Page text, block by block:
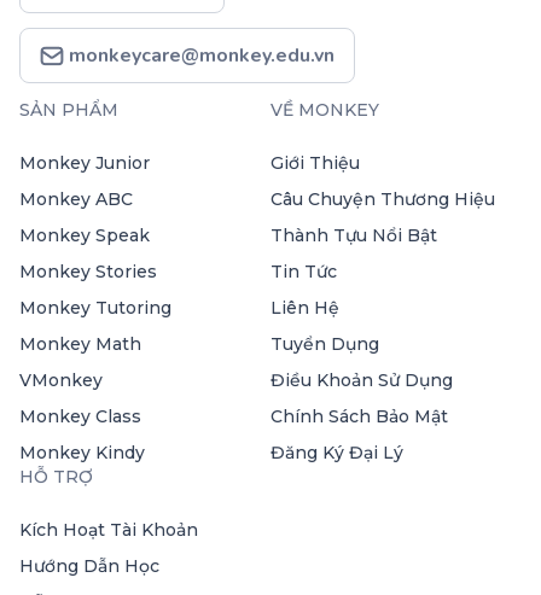
monkeycare@monkey.edu.vn
SẢN PHẨM
Monkey Junior
Monkey ABC
Monkey Speak
Monkey Stories
Monkey Tutoring
Monkey Math
VMonkey
Monkey Class
Monkey Kindy
VỀ MONKEY
Giới Thiệu
Câu Chuyện Thương Hiệu
Thành Tựu Nổi Bật
Tin Tức
Liên Hệ
Tuyển Dụng
Điều Khoản Sử Dụng
Chính Sách Bảo Mật
Đăng Ký Đại Lý
HỖ TRỢ
Kích Hoạt Tài Khoản
Hướng Dẫn Học